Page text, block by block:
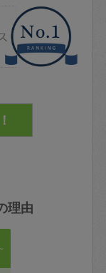
理由